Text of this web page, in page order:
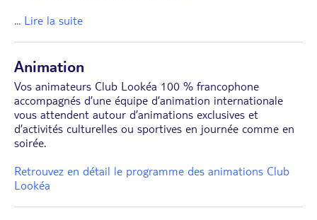
... Lire la suite
Animation
Vos animateurs Club Lookéa 100 % francophone
accompagnés d’une équipe d’animation internationale
vous attendent autour d’animations exclusives et
d’activités culturelles ou sportives en journée comme en
soirée.
Retrouvez en détail le programme des animations Club
Lookéa